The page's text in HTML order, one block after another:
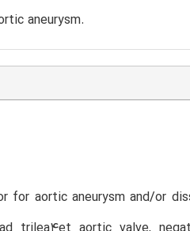
aneurysm.
aortic aneurysm and/or